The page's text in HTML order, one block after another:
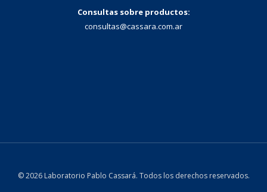
Consultas sobre productos:
consultas@cassara.com.ar
© 2026 Laboratorio Pablo Cassará. Todos los derechos reservados.